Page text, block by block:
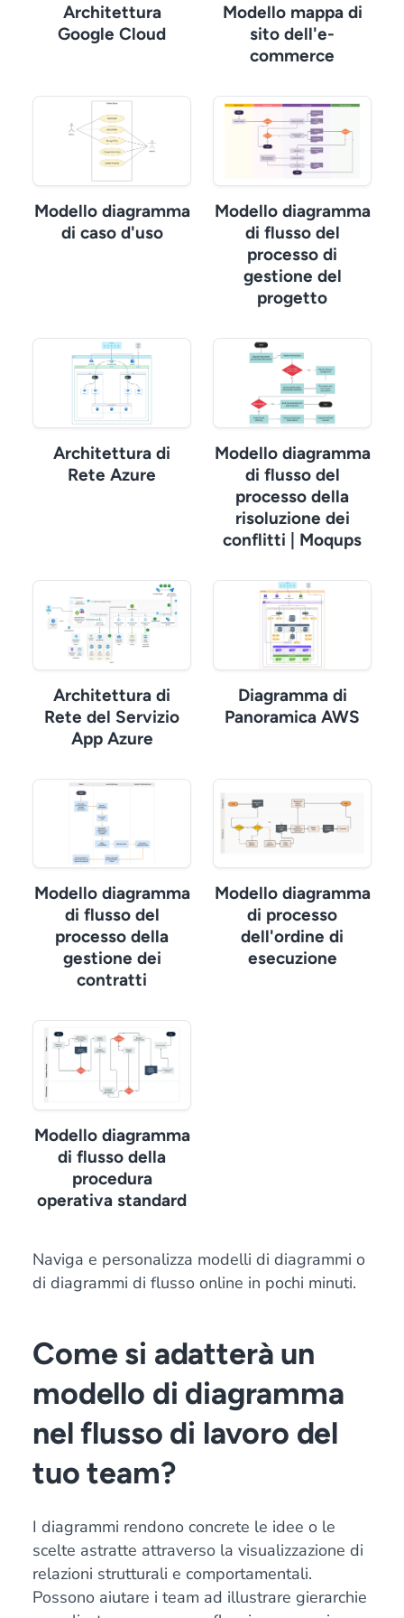
Architettura
Google Cloud
Modello mappa di
sito dell'e-
commerce
Modello diagramma
di caso d'uso
Modello diagramma
di flusso del
processo di
gestione del
progetto
Architettura di
Rete Azure
Modello diagramma
di flusso del
processo della
risoluzione dei
conflitti | Moqups
Architettura di
Rete del Servizio
App Azure
Diagramma di
Panoramica AWS
Modello diagramma
di flusso del
processo della
gestione dei
contratti
Modello diagramma
di processo
dell'ordine di
esecuzione
Modello diagramma
di flusso della
procedura
operativa standard
Naviga e personalizza modelli di diagrammi o
di diagrammi di flusso online in pochi minuti.
Come si adatterà un
modello di diagramma
nel flusso di lavoro del
tuo team?
I diagrammi rendono concrete le idee o le
scelte astratte attraverso la visualizzazione di
relazioni strutturali e comportamentali.
Possono aiutare i team ad illustrare gierarchie